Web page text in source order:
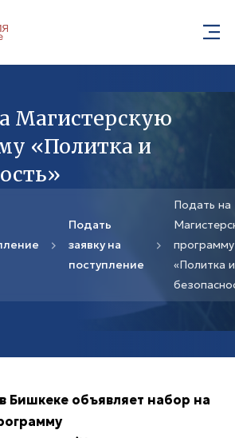
Магистерскую
«Политка и
Подать
заявку на
поступление
Подать на
программу
«Политка и
Бишкеке объявляет набор на